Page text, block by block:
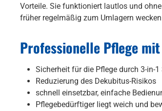
Vorteile. Sie funktioniert lautlos und
früher regelmäßig zum Umlagern
Professionelle Pflege
Sicherheit für die Pflege durch 3-in-
Reduzierung des Dekubitus-Risikos
schnell einsetzbar, einfache
Pflegebedürftiger liegt weich und